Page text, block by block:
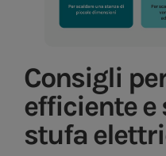
Consigli
efficiente e
stufa